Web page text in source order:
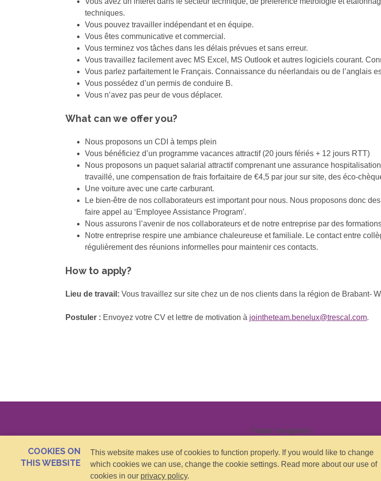
techniques.
Vous pouvez travailler indépendant et en équipe.
Vous êtes communicative et commercial.
Vous terminez vos tâches dans les délais prévues et sans erreur.
Vous travaillez facilement avec MS Excel, MS Outlook et autres logiciels courant.
Vous parlez parfaitement le Français. Connaissance du néerlandais ou de l’anglais
Vous possédez d’un permis de conduire B.
Vous n’avez pas peur de vous déplacer.
What can we offer you?
Nous proposons un CDI à temps plein
Vous bénéficiez d’un programme vacances attractif (20 jours fériés + 12 jours RTT)
Nous proposons un paquet salarial attractif comprenant une assurance
travaillé, une compensation de frais forfaitaire de €4,5 par jour sur site, des éco-
Une voiture avec une carte carburant.
Le bien-être de nos collaborateurs est important pour nous. Nous proposons donc
faire appel au ‘Employee Assistance Program’.
Nous assurons l’avenir de nos collaborateurs et de notre entreprise par des
Notre entreprise respire une ambiance chaleureuse et familiale. Le contact entre
régulièrement des réunions informelles pour maintenir ces contacts.
How to apply?
Lieu de travail:Vous travaillez sur site chez un de nos clients dans la région de Brabant-
Postuler : Envoyez votre CV et lettre de motivation à jointheteam.benelux@trescal.com.
Footer navigation
Footer meta navigation
COOKIES ON
THIS WEBSITE
This website makes use of cookies to function properly. If you would like to change
which cookies we can use, change the cookie settings. Read more about our use of
cookies in our privacy policy.